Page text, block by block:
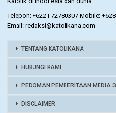
Telepon: +6221 72780307 Mobile:
Email: redaksi@katolikana.com
TENTANG KATOLIKANA
HUBUNGI KAMI
PEDOMAN PEMBERITAAN MEDIA
DISCLAIMER